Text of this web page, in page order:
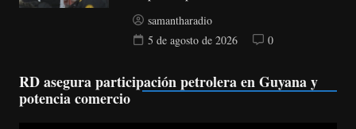
samantharadio
5 de agosto de 2026
0
RD asegura participación petrolera en Guyana y
potencia comercio